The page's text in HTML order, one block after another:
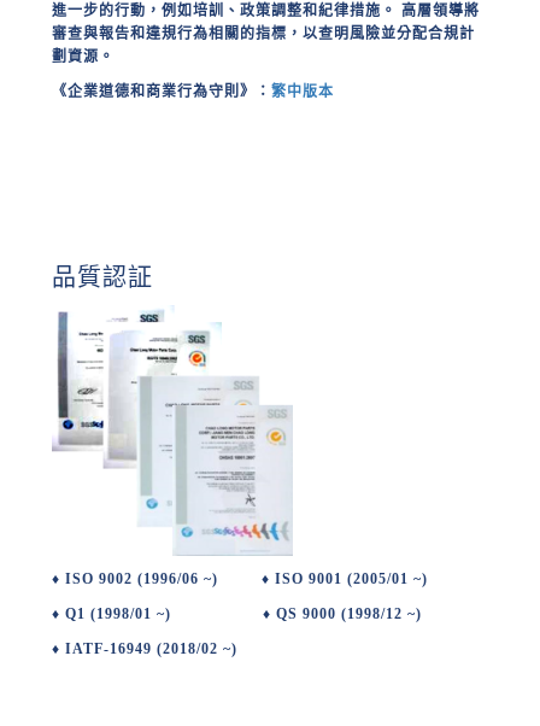
進一步的行動，例如培訓、政策調整和紀律措施。 高層領導將
審查與報告和違規行為相關的指標，以查明風險並分配合規計
劃資源。
《企業道德和商業行為守則》：繁中版本
品質認証
♦ ISO 9002 (1996/06 ~) ♦ ISO 9001 (2005/01 ~)
♦ Q1 (1998/01 ~) ♦ QS 9000 (1998/12 ~)
♦ IATF-16949 (2018/02 ~)